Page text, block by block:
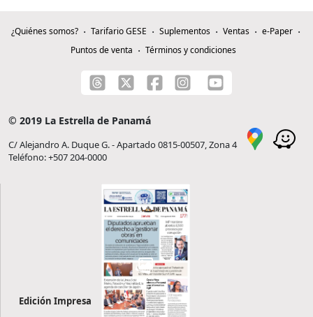
¿Quiénes somos? Tarifario GESE Suplementos Ventas
e-Paper
Puntos de venta
Términos y condiciones
© 2019 La Estrella de Panamá
C/ Alejandro A. Duque G. - Apartado 0815-00507, Zona 4
Teléfono: +507 204-0000
Edición Impresa